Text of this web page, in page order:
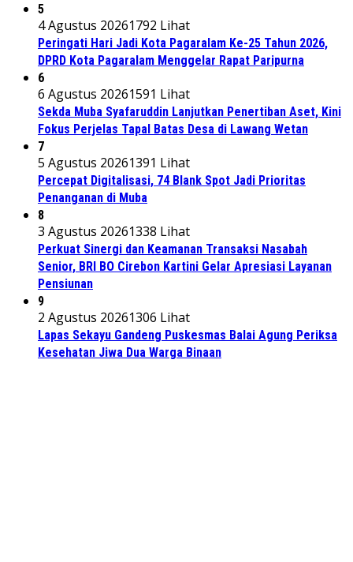
5
4 Agustus 20261792 Lihat
Peringati Hari Jadi Kota Pagaralam Ke-25 Tahun 2026,
DPRD Kota Pagaralam Menggelar Rapat Paripurna
6
6 Agustus 20261591 Lihat
Sekda Muba Syafaruddin Lanjutkan Penertiban Aset, Kini
Fokus Perjelas Tapal Batas Desa di Lawang Wetan
7
5 Agustus 20261391 Lihat
Percepat Digitalisasi, 74 Blank Spot Jadi Prioritas
Penanganan di Muba
8
3 Agustus 20261338 Lihat
Perkuat Sinergi dan Keamanan Transaksi Nasabah
Senior, BRI BO Cirebon Kartini Gelar Apresiasi Layanan
Pensiunan
9
2 Agustus 20261306 Lihat
Lapas Sekayu Gandeng Puskesmas Balai Agung Periksa
Kesehatan Jiwa Dua Warga Binaan